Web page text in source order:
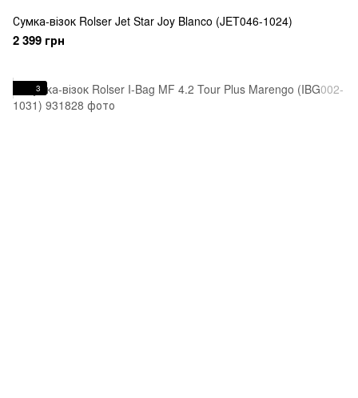
Сумка-візок Rolser Jet Star Joy Blanco (JET046-1024)
2 399 грн
3